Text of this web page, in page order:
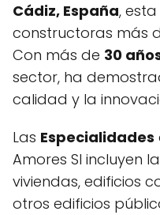
Cádiz, España,
constructoras más
Con más de 30
sector, ha
calidad y la
Las Especialidades
Amores Sl incluyen
viviendas, edificios
otros edificios